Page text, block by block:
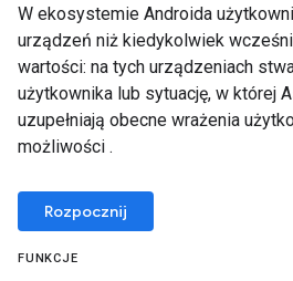
W ekosystemie Androida
urządzeń niż kiedykolwiek
wartości: na tych urządzeniach
użytkownika lub sytuację, w której
uzupełniają obecne wrażenia
możliwości .
Rozpocznij
FUNKCJE